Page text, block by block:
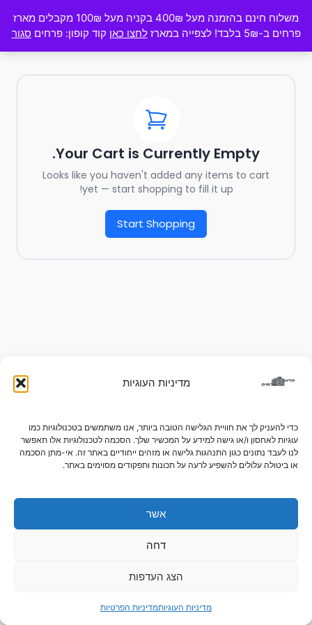
מדיניות העוגיות
כדי להעניק לך את חוויית הגלישה הטובה ביותר, אנו משתמשים בטכנולוגיות כמו
עוגיות לאחסון ו/או גישה למידע על המכשיר שלך. הסכמה לטכנולוגיות אלו תאפשר
לנו לעבד נתונים כגון התנהגות גלישה או מזהים ייחודיים באתר זה. אי-מתן הסכמה
או ביטולה עלולים להשפיע לרעה על תכונות ותפקודים מסוימים באתר.
אשר
דחה
הצג העדפות
מדיניות העוגיותמדיניות הפרטיות
Your Cart is Currently Empty.
Looks like you haven't added any items to cart
yet — start shopping to fill it up!
Start Shopping
משלוח חינם בהזמנה מעל 400₪ בקניה מעל 100₪ מקבלים מארז
פרחים ב-5₪ בלבד! לצפייה במארז
לחצו כאן קוד קופון: פרחים סגור